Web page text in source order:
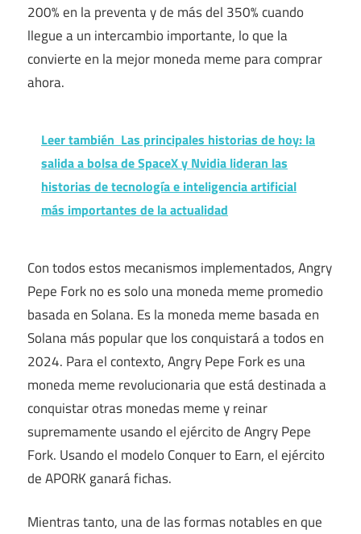
200% en la preventa y de más del 350% cuando
llegue a un intercambio importante, lo que la
convierte en la mejor moneda meme para comprar
ahora.
Leer también Las principales historias de hoy: la
salida a bolsa de SpaceX y Nvidia lideran las
historias de tecnología e inteligencia artificial
más importantes de la actualidad
Con todos estos mecanismos implementados, Angry
Pepe Fork no es solo una moneda meme promedio
basada en Solana. Es la moneda meme basada en
Solana más popular que los conquistará a todos en
2024. Para el contexto, Angry Pepe Fork es una
moneda meme revolucionaria que está destinada a
conquistar otras monedas meme y reinar
supremamente usando el ejército de Angry Pepe
Fork. Usando el modelo Conquer to Earn, el ejército
de APORK ganará fichas.
Mientras tanto, una de las formas notables en que